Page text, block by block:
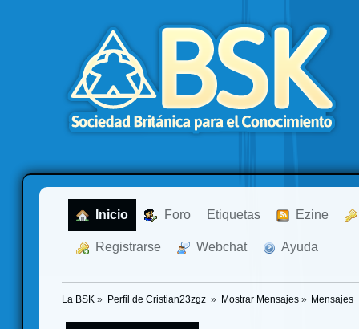
Inicio Foro Etiquetas Ezine
Registrarse Webchat Ayuda
La BSK » Perfil de Cristian23zgz » Mostrar Mensajes» Mensajes